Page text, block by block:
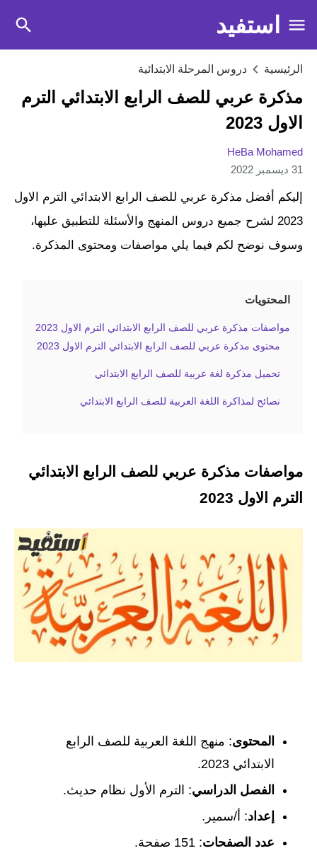
استفيد
الرئيسية دروس المرحلة الابتدائية
مذكرة عربي للصف الرابع الابتدائي الترم
الاول 2023
HeBa Mohamed
31 ديسمبر 2022
إليكم أفضل مذكرة عربي للصف الرابع الابتدائي الترم الاول
2023 لشرح جميع دروس المنهج والأسئلة للتطبيق عليها،
وسوف نوضح لكم فيما يلي مواصفات ومحتوى المذكرة.
المحتويات
مواصفات مذكرة عربي للصف الرابع الابتدائي الترم الاول 2023
محتوى مذكرة عربي للصف الرابع الابتدائي الترم الاول 2023
تحميل مذكرة لغة عربية للصف الرابع الابتدائي
نصائح لمذاكرة اللغة العربية للصف الرابع الابتدائي
مواصفات مذكرة عربي للصف الرابع الابتدائي
الترم الاول 2023
المحتوى: منهج اللغة العربية للصف الرابع
الابتدائي 2023.
الفصل الدراسي: الترم الأول نظام حديث.
إعداد: أ/سمير.
عدد الصفحات: 151 صفحة.